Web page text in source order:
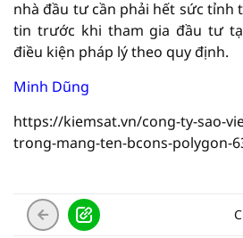
nhà đầu tư cần phải hết sức tỉnh
tin trước khi tham gia đầu tư
điều kiện pháp lý theo quy định.
Minh Dũng
https://kiemsat.vn/cong-ty-sao-
trong-mang-ten-bcons-polygon-